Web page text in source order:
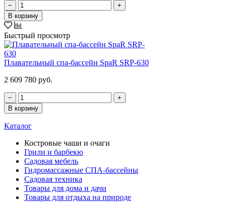
−
+
В корзину
Быстрый просмотр
Плавательный спа-бассейн SpaR SRP-630
2 609 780 руб.
−
+
В корзину
Каталог
Костровые чаши и очаги
Грили и барбекю
Садовая мебель
Гидромассажные СПА-бассейны
Садовая техника
Товары для дома и дачи
Товары для отдыха на природе